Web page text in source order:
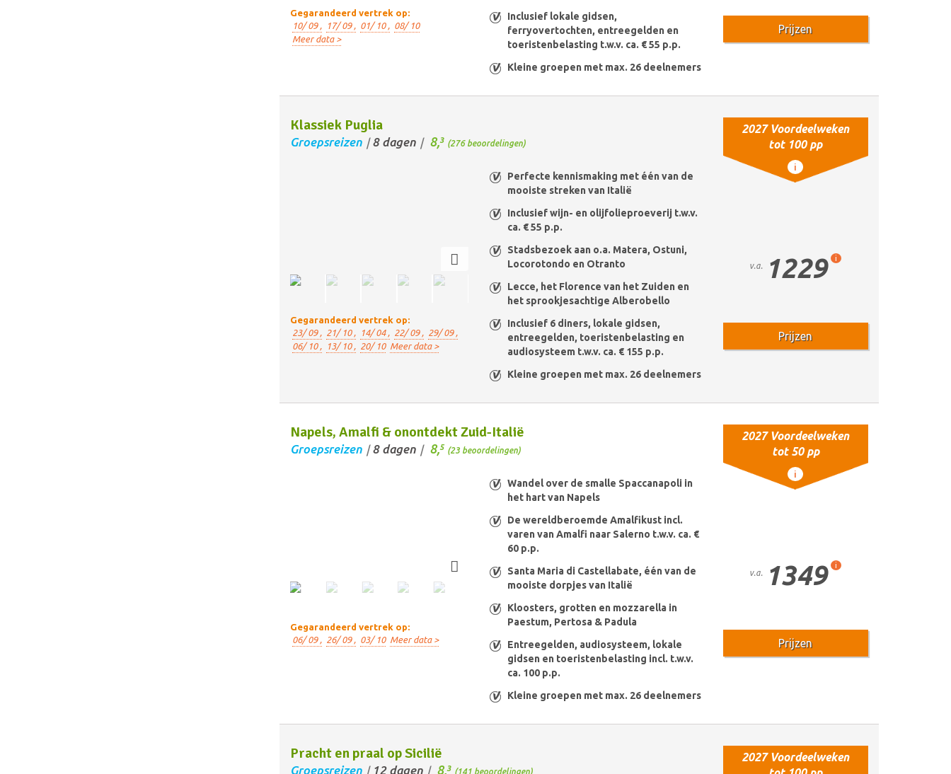
Gegarandeerd vertrek op:
10/ 09 ,
17/ 09 , 01/ 10 ,
08/ 10
Meer data >
Inclusief lokale gidsen,
ferryovertochten, entreegelden en
toeristenbelasting t.w.v. ca. € 55 p.p.
Kleine groepen met max. 26 deelnemers
Prijzen
Klassiek Puglia
Groepsreizen /8 dagen / 8,3 (276 beoordelingen)
Gegarandeerd vertrek op:
23/ 09 ,
21/ 10 , 14/ 04 , 22/ 09 ,
29/ 09 ,
06/ 10 ,
13/ 10 , 20/ 10 Meer data >
2027 Voordeelweken
tot 100 pp
i
Perfecte kennismaking met één van de
mooiste streken van Italië
Inclusief wijn- en olijfolieproeverij t.w.v.
ca. € 55 p.p.
Stadsbezoek aan o.a. Matera, Ostuni,
Locorotondo en Otranto
Lecce, het Florence van het Zuiden en
het sprookjesachtige Alberobello
Inclusief 6 diners, lokale gidsen,
entreegelden, toeristenbelasting en
audiosysteem t.w.v. ca. € 155 p.p.
Kleine groepen met max. 26 deelnemers
v.a. 1229 i
Prijzen
Napels, Amalfi & onontdekt Zuid-Italië
Groepsreizen /8 dagen / 8,5 (23 beoordelingen)
Gegarandeerd vertrek op:
06/ 09 ,
26/ 09 , 03/ 10 Meer data >
2027 Voordeelweken
tot 50 pp
i
Wandel over de smalle Spaccanapoli in
het hart van Napels
De wereldberoemde Amalfikust incl.
varen van Amalfi naar Salerno t.w.v. ca. €
60 p.p.
Santa Maria di Castellabate, één van de
mooiste dorpjes van Italië
Kloosters, grotten en mozzarella in
Paestum, Pertosa & Padula
Entreegelden, audiosysteem, lokale
gidsen en toeristenbelasting incl. t.w.v.
ca. 100 p.p.
Kleine groepen met max. 26 deelnemers
v.a. 1349 i
Prijzen
Pracht en praal op Sicilië
Groepsreizen / 12 dagen / 8,3 (141 beoordelingen)
2027 Voordeelweken